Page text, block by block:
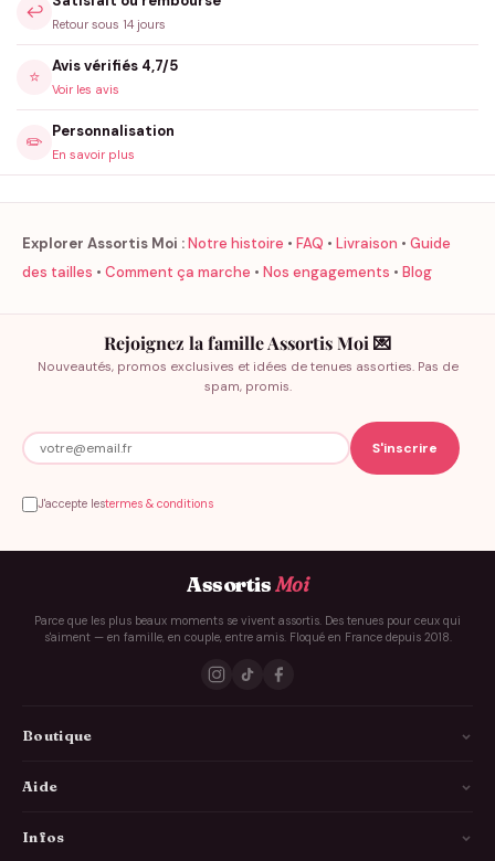
↩️
Retour sous 14 jours
⭐
Avis vérifiés 4,7/5
Voir les avis
✏️
Personnalisation
En savoir plus
Explorer Assortis Moi :Notre histoire • FAQ • Livraison • Guide
des tailles • Comment ça marche • Nos engagements • Blog
Rejoignez la famille Assortis Moi 💌
Nouveautés, promos exclusives et idées de tenues assorties. Pas de
spam, promis.
J'accepte lestermes & conditions
AssortisMoi
Parce que les plus beaux moments se vivent assortis. Des tenues pour ceux qui
s'aiment — en famille, en couple, entre amis. Floqué en France depuis 2018.
Boutique
Aide
Infos